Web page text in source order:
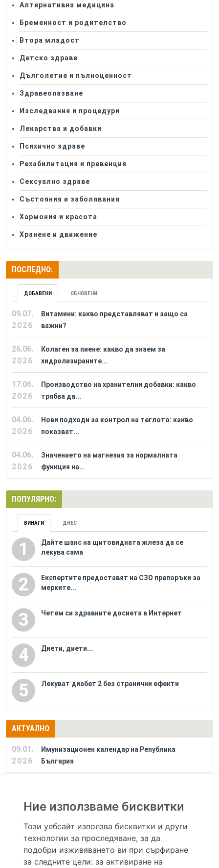
Алтернативна медицина
Бременност и родителство
Втора младост
Детско здраве
Дълголетие и пълноценност
Здравеопазване
Изследвания и процедури
Лекарства и добавки
Психично здраве
Рехабилитация и превенция
Сексуално здраве
Състояния и заболявания
Хармония и красота
Хранене и движение
ПОСЛЕДНО:
ДОБАВЕНИ ОБНОВЕНИ
09.07.
2026
Витамини: какво представляват и защо са
важни?
26.06.
2026
Колаген за пиене: какво да знаем за
хидролизираните...
17.06.
2026
Производство на хранителни добавки: какво
трябва да...
04.06.
2026
Нови подходи за контрол на теглото: какво
показват...
04.06.
2026
Значението на магнезия за нормалната
функция на...
ПОПУЛЯРНО:
ВИНАГИ ДНЕС
1
Дайте шанс на щитовидната жлеза да се
лекува сама
2
Eкспертите предоставят на СЗО препоръки за
мерките...
3 Четем си здравните досиета в Интернет
4 Диети, диети...
5 Лекуват диабет 2 без странични ефекти
АКТУАЛНО
09.01.
2026
Имунизационен календар на Република
България
Hapche.bg НЕ е медицински, зравен или сроден специалист и НЕ дава медицински
консултации и здравни съвети. Hapche.bg НЕ се явява медицинска услуга и НЕ
осигурява диагноза и лечение. Hapche.bg НЕ препоръчва медицински и други здравни и
сродни специалисти и заведения. Hapche.bg НЕ търгува с лекарствени продукти и
Ние използваме бисквитки
Този уебсайт използва бисквитки и други
технологии за проследяване, за да
подобри изживяването ви при сърфиране
за следните цели: за активиране на